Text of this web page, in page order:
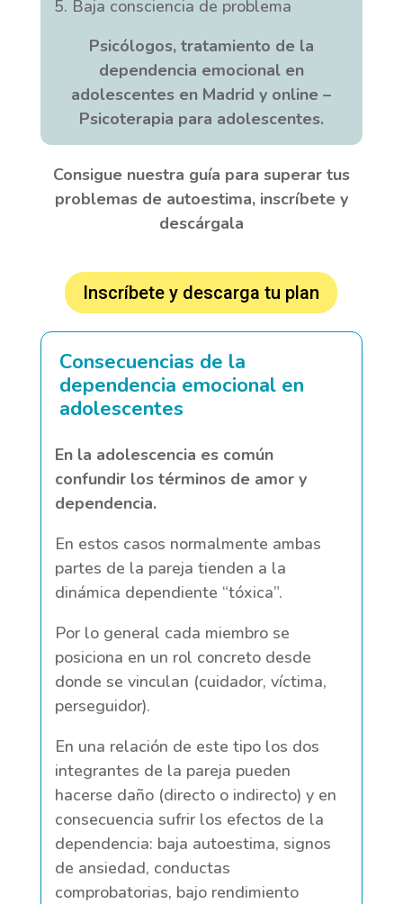
Baja consciencia de problema
Psicólogos, tratamiento de la
dependencia emocional en
adolescentes en Madrid y online –
Psicoterapia para adolescentes.
Consigue nuestra guía para superar tus
problemas de autoestima, inscríbete y
descárgala
Inscríbete y descarga tu plan
Consecuencias de la
dependencia emocional en
adolescentes
En la adolescencia es común
confundir los términos de amor y
dependencia.
En estos casos normalmente ambas
partes de la pareja tienden a la
dinámica dependiente “tóxica”.
Por lo general cada miembro se
posiciona en un rol concreto desde
donde se vinculan (cuidador, víctima,
perseguidor).
En una relación de este tipo los dos
integrantes de la pareja pueden
hacerse daño (directo o indirecto) y en
consecuencia sufrir los efectos de la
dependencia: baja autoestima, signos
de ansiedad, conductas
comprobatorias, bajo rendimiento